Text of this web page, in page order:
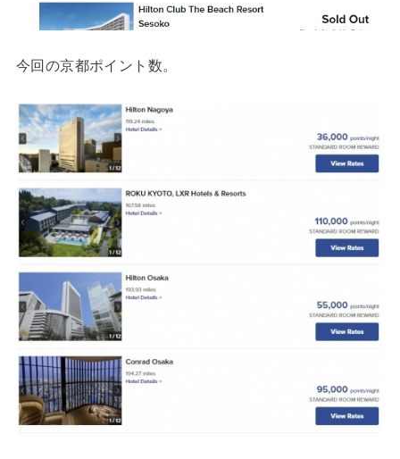
今回の京都ポイント数。